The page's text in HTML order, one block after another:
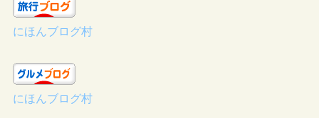
にほんブログ村
にほんブログ村